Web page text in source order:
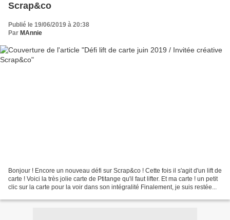
Scrap&co
Publié le 19/06/2019 à 20:38
Par MAnnie
Bonjour ! Encore un nouveau défi sur Scrap&co ! Cette fois il s'agit d'un lift de
carte ! Voici la très jolie carte de Ptitange qu'il faut lifter. Et ma carte ! un petit
clic sur la carte pour la voir dans son intégralité Finalement, je suis restée...